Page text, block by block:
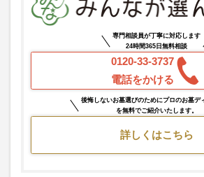
専門相談員が丁寧に対応します
24時間365日無料相談
0120-33-3737
電話をかける
後悔しないお墓選びのためにプロのお墓デ
を無料でご紹介いたします。
詳しくはこちら